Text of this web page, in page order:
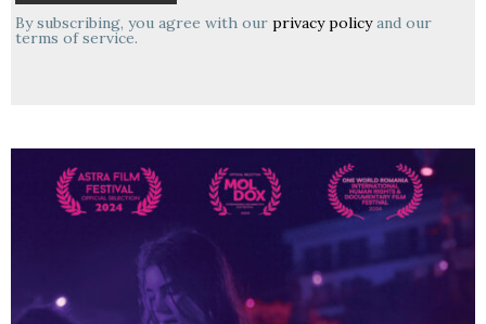
By subscribing, you agree with our privacy policyand our
terms of service.